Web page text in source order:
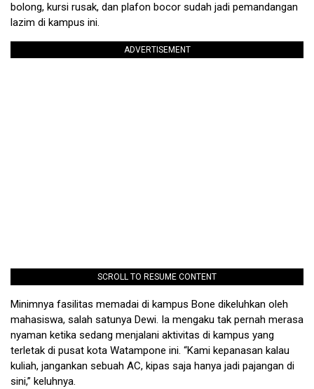
bolong, kursi ru­sak, dan plafon bocor sudah jadi pemandangan
lazim di kampus ini.
ADVERTISEMENT
SCROLL TO RESUME CONTENT
Minimnya fasilitas memadai di kampus Bone dikeluhkan oleh
mahasiswa, salah satunya Dewi. Ia mengaku tak pernah merasa
nya­man ketika sedang menjalani ak­tivitas di kampus yang
terletak di pusat kota Watampone ini. “Kami kepanasan kalau
kuliah, jangankan sebuah AC, kipas saja hanya jadi pajangan di
sini,” keluhnya.